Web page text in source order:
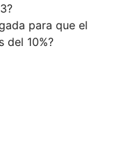
para que el
del 10%?